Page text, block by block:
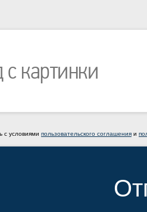
с условиями пользовательского соглашения и